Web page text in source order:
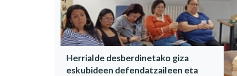
Herrialde desberdinetako giza
eskubideen defendatzaileen eta